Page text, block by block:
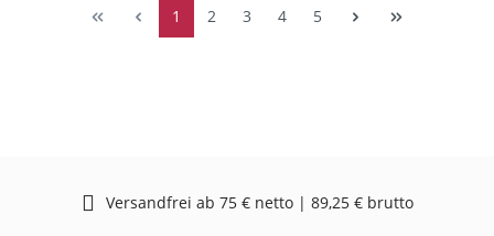
1 2 3 4 5
Versandfrei ab 75 € netto | 89,25 € brutto